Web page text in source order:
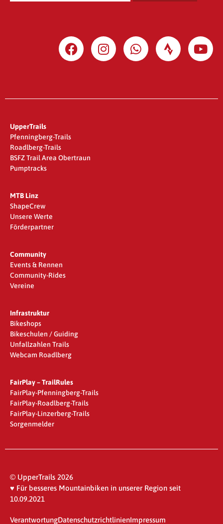
UpperTrails
Pfenningberg-Trails
Roadlberg-Trails
BSFZ Trail Area Obertraun
Pumptracks
MTB Linz
ShapeCrew
Unsere Werte
Förderpartner
Community
Events & Rennen
Community-Rides
Vereine
Infrastruktur
Bikeshops
Bikeschulen / Guiding
Unfallzahlen Trails
Webcam Roadlberg
FairPlay – TrailRules
FairPlay-Pfenningberg-Trails
FairPlay-Roadlberg-Trails
FairPlay-Linzerberg-Trails
Sorgenmelder
© UpperTrails 2026
♥ Für besseres Mountainbiken in unserer Region seit
10.09.2021
VerantwortungDatenschutzrichtlinienImpressum